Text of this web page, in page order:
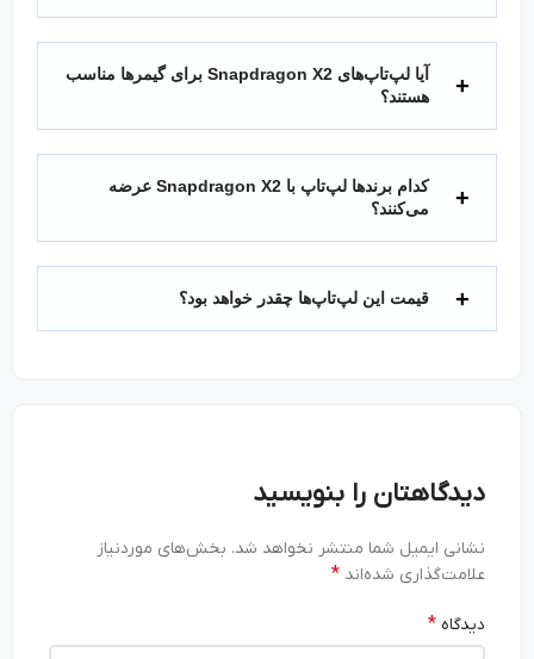
آیا لپ‌تاپ‌های Snapdragon X2 برای گیمرها مناسب
هستند؟
کدام برندها لپ‌تاپ با Snapdragon X2 عرضه
می‌کنند؟
قیمت این لپ‌تاپ‌ها چقدر خواهد بود؟
دیدگاهتان را بنویسید
نشانی ایمیل شما منتشر نخواهد شد. بخش‌های موردنیاز
علامت‌گذاری شده‌اند*
دیدگاه*